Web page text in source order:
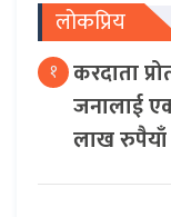
लोकप्रिय
१ करदाता
जनालाई
लाख रुपैयाँ